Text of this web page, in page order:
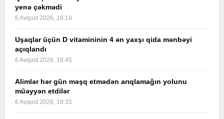
yenə çəkmədi
6 Avqust 2026, 19:19
Uşaqlar üçün D vitamininin 4 ən yaxşı qida mənbəyi
açıqlandı
6 Avqust 2026, 18:45
Alimlər hər gün məşq etmədən arıqlamağın yolunu
müəyyən etdilər
6 Avqust 2026, 18:35